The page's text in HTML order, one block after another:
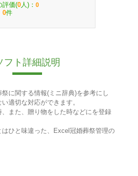
評価(0 人)： 0
0件
フト詳細説明
に関する情報(ミニ辞典)を参考にし
適切な対応ができます。
また、贈り物をした時などにを登録
ひと味違った、Excel冠婚葬祭管理の